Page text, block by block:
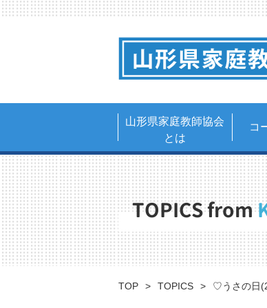
山形県家庭教師協会
とは
コ
TOPICS from
TOP TOPICS ♡うさの日